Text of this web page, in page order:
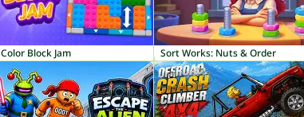
Color Block Jam Sort Works: Nuts & Order